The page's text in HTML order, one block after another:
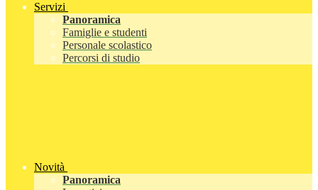
Servizi
Panoramica
Famiglie e studenti
Personale scolastico
Percorsi di studio
Novità
Panoramica